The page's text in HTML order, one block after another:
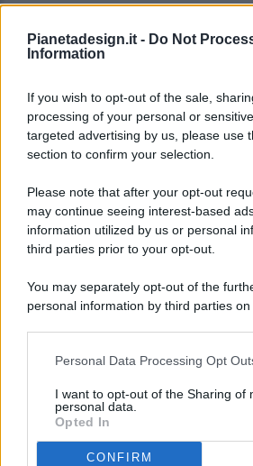
Pianetadesign.it - Do Not
Information
If you wish to opt-out of the sale,
processing of your personal or
targeted advertising by us, please use
section to confirm your selection.
Please note that after your opt-out
may continue seeing interest-based
information utilized by us or personal
third parties prior to your opt-out.
You may separately opt-out of the
personal information by third parties on
This information may also be disclosed
disclose it to other third parties.
Personal Data Processing Opt
I want to opt-out of the Sharing of
personal data.
Opted In
CONFIRM
© 2026 - Pianeta Design - P.IVA
Registrata Al Tribunale Di Nocera
ISCRIZIONE AL ROC N. 35792 –
(ASSOCIAZIONE NAZIONALE
PREFERENZE